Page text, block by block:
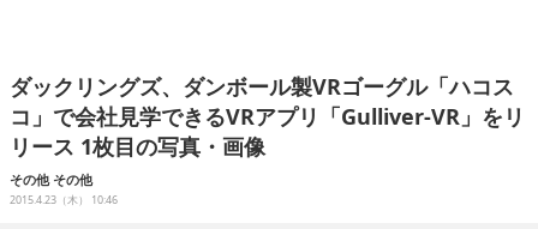
企業動向
人材育成
産業政策
ダックリングズ、ダンボール製VRゴーグル「ハコス
コ」で会社見学できるVRアプリ「Gulliver-VR」をリ
リース 1枚目の写真・画像
その他 その他
2015.4.23（木） 10:46